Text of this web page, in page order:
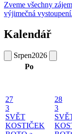
Zveme všechny
výjimečná vystoupení.
Kalendář
Srpen2026
Po
27
3
SVĚT
KOSTIČEK
28
3